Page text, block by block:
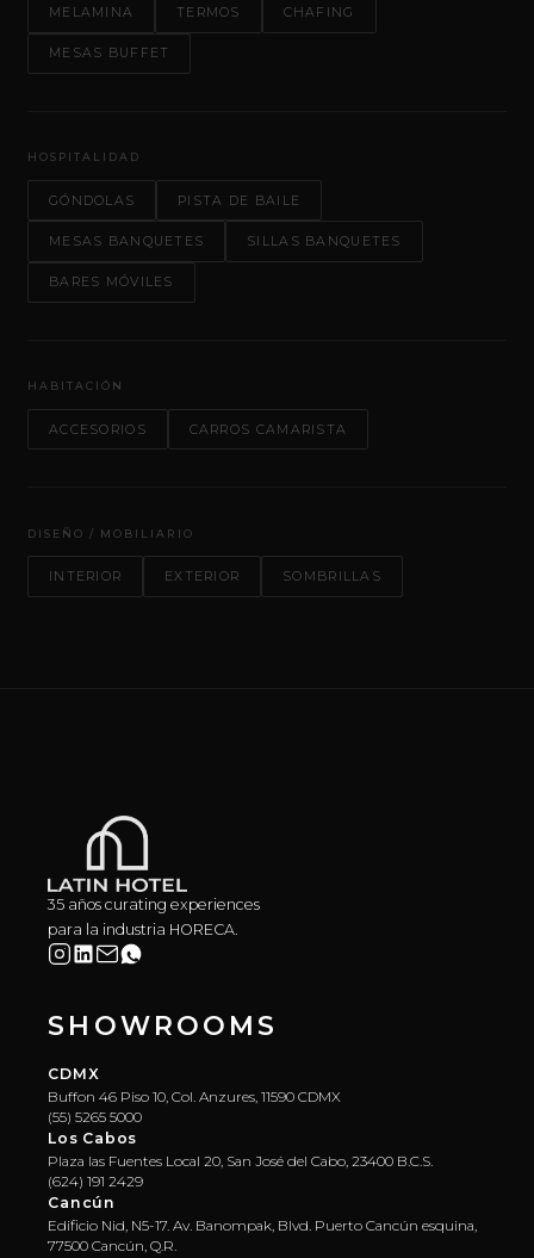
MELAMINA TERMOS CHAFING
MESAS BUFFET
HOSPITALIDAD
GÓNDOLAS PISTA DE BAILE
MESAS BANQUETES SILLAS BANQUETES
BARES MÓVILES
HABITACIÓN
ACCESORIOS CARROS CAMARISTA
DISEÑO / MOBILIARIO
INTERIOR EXTERIOR SOMBRILLAS
35 años curating experiences
para la industria HORECA.
SHOWROOMS
CDMX
Buffon 46 Piso 10, Col. Anzures, 11590 CDMX
(55) 5265 5000
Los Cabos
Plaza las Fuentes Local 20, San José del Cabo, 23400 B.C.S.
(624) 191 2429
Cancún
Edificio Nid, N5-17. Av. Banompak, Blvd. Puerto Cancún esquina,
77500 Cancún, Q.R.